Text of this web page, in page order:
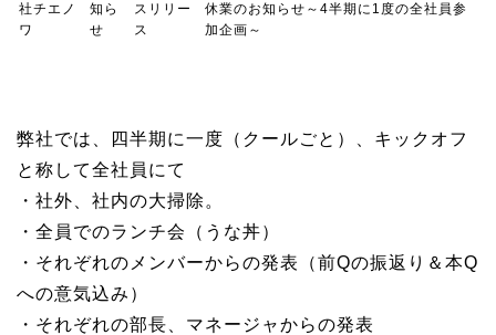
社チエノ
ワ
知ら
せ
スリリー
ス
休業のお知らせ～4半期に1度の全社員参
加企画～
弊社では、四半期に一度（クールごと）、キックオフ
と称して全社員にて
・社外、社内の大掃除。
・全員でのランチ会（うな丼）
・それぞれのメンバーからの発表（前Qの振返り＆本Q
への意気込み）
・それぞれの部長、マネージャからの発表